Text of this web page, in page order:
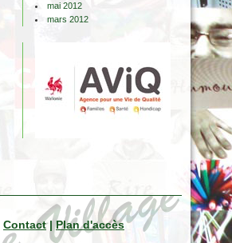
mai 2012
mars 2012
Contact| Plan d'accès